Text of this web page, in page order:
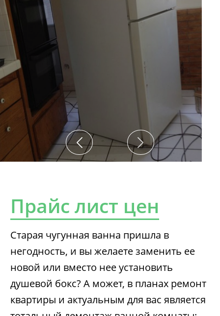
Прайс лист цен
Старая чугунная ванна пришла в
негодность, и вы желаете заменить ее
новой или вместо нее установить
душевой бокс? А может, в планах ремонт
квартиры и актуальным для вас является